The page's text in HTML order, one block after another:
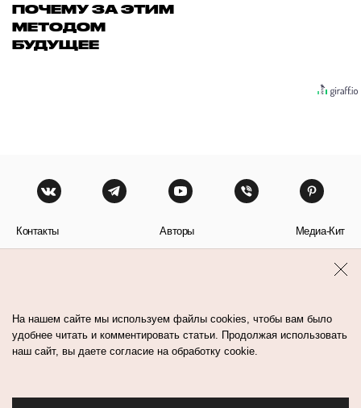
ПОЧЕМУ ЗА ЭТИМ
МЕТОДОМ
БУДУЩЕЕ
Контакты Авторы Медиа-Кит
На нашем сайте мы используем файлы cookies, чтобы вам было
удобнее читать и комментировать статьи. Продолжая использовать
наш сайт, вы даете согласие на обработку cookie.